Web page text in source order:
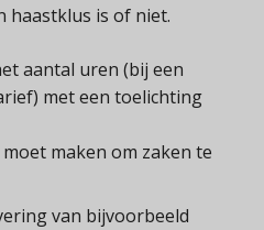
haastklus is of niet.
aantal uren (bij een
met een toelichting
maken om zaken te
van bijvoorbeeld